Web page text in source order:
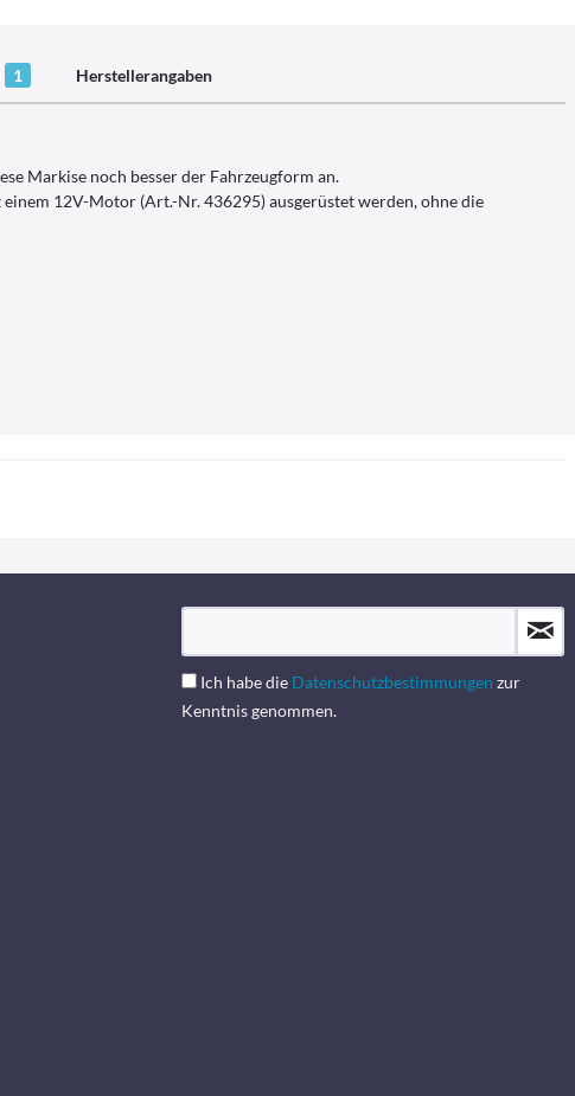
1 Herstellerangaben
Markise noch besser der Fahrzeugform an.
12V-Motor (Art.-Nr. 436295) ausgerüstet werden, ohne die
Ich habe die Datenschutzbestimmungen zur
Kenntnis genommen.